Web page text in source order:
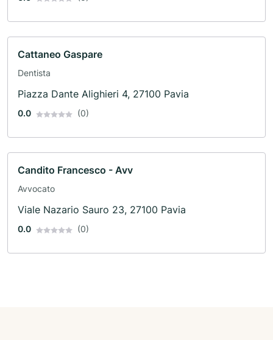
Cattaneo Gaspare
Dentista
Piazza Dante Alighieri 4, 27100 Pavia
0.0 (0)
Candito Francesco - Avv
Avvocato
Viale Nazario Sauro 23, 27100 Pavia
0.0 (0)